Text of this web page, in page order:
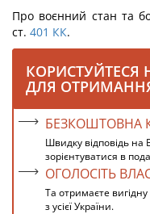
Про воєнний стан та
ст. 401 КК.
ДЛЯ
БЕЗКОШТОВНА
Швидку відповідь
зорієнтуватися в
ОГОЛОСІТЬ
Та отримаєте
з усієї України.